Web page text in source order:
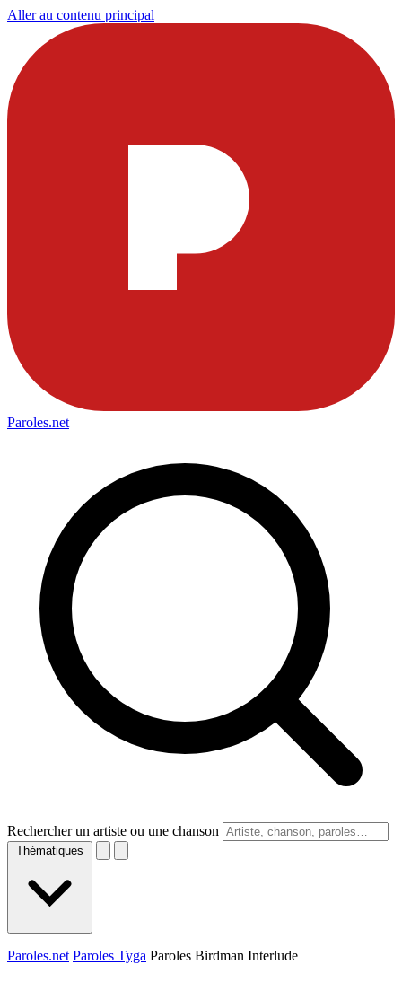
Aller au contenu principal
Paroles.net
Rechercher un artiste ou une chanson
Thématiques
Paroles.net Paroles Tyga Paroles Birdman Interlude